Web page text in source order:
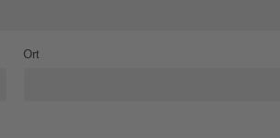
Ort